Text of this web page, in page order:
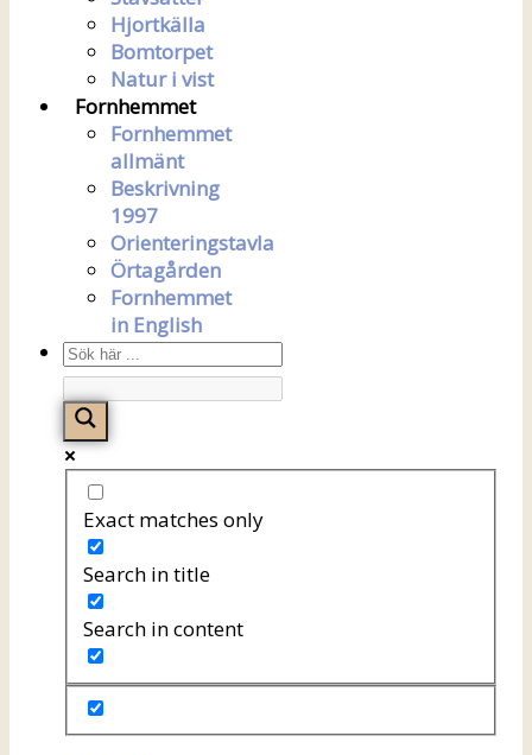
Hjortkälla
Bomtorpet
Natur i vist
Fornhemmet
Fornhemmet
allmänt
Beskrivning
1997
Orienteringstavla
Örtagården
Fornhemmet
in English
Exact matches only
Search in title
Search in content